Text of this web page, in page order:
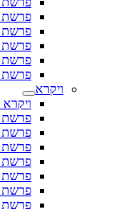
פרשת
פרשת
פרשת
פרשת
פרשת
ויקרא
פרשת
פרשת
פרשת
פרשת
פרשת
פרשת
פרשת